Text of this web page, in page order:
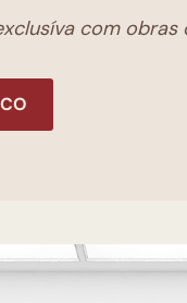
com obras